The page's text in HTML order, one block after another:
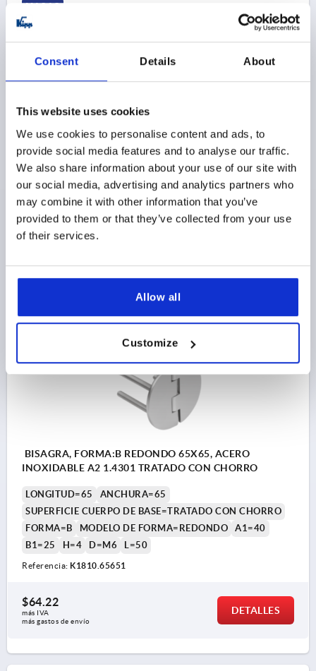
Consent Details About
This website uses cookies
We use cookies to personalise content and ads, to
provide social media features and to analyse our traffic.
We also share information about your use of our site with
our social media, advertising and analytics partners who
may combine it with other information that you’ve
provided to them or that they’ve collected from your use
of their services.
Allow all
Customize
K1810
INOXIDABLE A2 1.4301 PULIDO
LONGITUD=65
ANCHURA=65
SUPERFICIE CUERPO DE BASE=PULIDO
FORMA=B
MODELO DE FORMA=REDONDO
A1=40 B1=25
H=4
D=M6
L=50
Referencia:K1810.65650
DETALLES
BISAGRA, FORMA:B REDONDO 65X65, ACERO
INOXIDABLE A2 1.4301 TRATADO CON CHORRO
LONGITUD=65
ANCHURA=65
SUPERFICIE CUERPO DE BASE=TRATADO CON CHORRO
FORMA=B
MODELO DE FORMA=REDONDO
A1=40
B1=25
H=4 D=M6 L=50
Referencia: K1810.65651
$64.22
más IVA
más gastos de envío
DETALLES